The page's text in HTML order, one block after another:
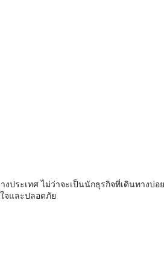
ประเทศ ไม่ว่าจะเป็นนักธุรกิจที่เดินทางบ่
จและปลอดภัย